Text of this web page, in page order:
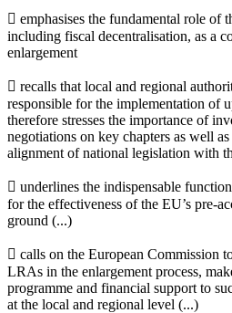
 emphasises the fundamental role of
including fiscal decentralisation, as a
enlargement
 recalls that local and regional
responsible for the implementation of
therefore stresses the importance of
negotiations on key chapters as well
alignment of national legislation with
 underlines the indispensable
for the effectiveness of the EU’s pre-
ground (...)
 calls on the European Commission
LRAs in the enlargement process,
programme and financial support to
at the local and regional level (...)